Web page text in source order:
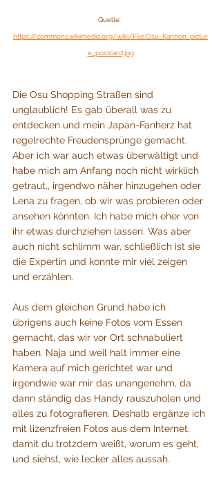
Quelle:
https://commons.wikimedia.org/wiki/File:Osu_Kannon_pictur
e_postcard.jpg
Die Osu Shopping Straßen sind
unglaublich! Es gab überall was zu
entdecken und mein Japan-Fanherz hat
regelrechte Freudensprünge gemacht.
Aber ich war auch etwas überwältigt und
habe mich am Anfang noch nicht wirklich
getraut,, irgendwo näher hinzugehen oder
Lena zu fragen, ob wir was probieren oder
ansehen könnten. Ich habe mich eher von
ihr etwas durchziehen lassen. Was aber
auch nicht schlimm war, schließlich ist sie
die Expertin und konnte mir viel zeigen
und erzählen.
Aus dem gleichen Grund habe ich
übrigens auch keine Fotos vom Essen
gemacht, das wir vor Ort schnabuliert
haben. Naja und weil halt immer eine
Kamera auf mich gerichtet war und
irgendwie war mir das unangenehm, da
dann ständig das Handy rauszuholen und
alles zu fotografieren. Deshalb ergänze ich
mit lizenzfreien Fotos aus dem Internet,
damit du trotzdem weißt, worum es geht,
und siehst, wie lecker alles aussah.